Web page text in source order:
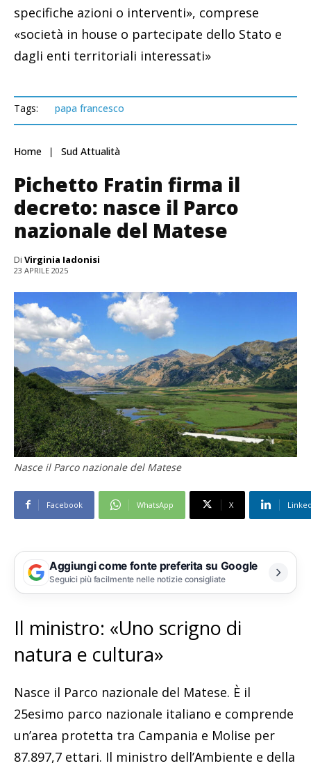
specifiche azioni o interventi», comprese
«società in house o partecipate dello Stato e
dagli enti territoriali interessati»
Tags: papa francesco
Home Sud Attualità
Pichetto Fratin firma il
decreto: nasce il Parco
nazionale del Matese
Di Virginia Iadonisi
23 APRILE 2025
Nasce il Parco nazionale del Matese
Facebook WhatsApp X
Aggiungi come fonte preferita su Google
Seguici più facilmente nelle notizie consigliate
Il ministro: «Uno scrigno di
natura e cultura»
Nasce il Parco nazionale del Matese. È il
25esimo parco nazionale italiano e comprende
un’area protetta tra Campania e Molise per
87.897,7 ettari. Il ministro dell’Ambiente e della